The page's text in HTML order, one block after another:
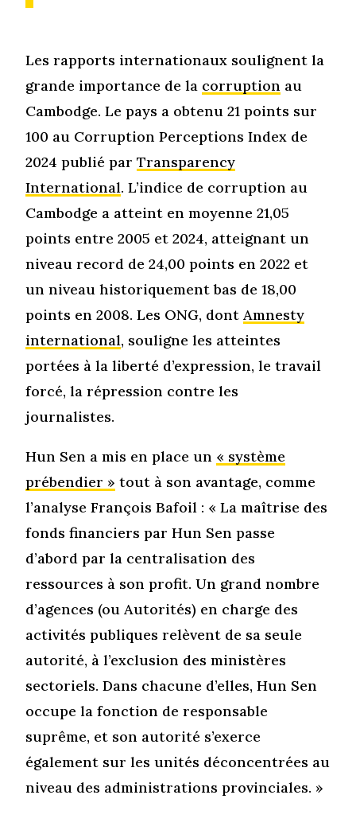
Les rapports internationaux soulignent la
grande importance de la corruption au
Cambodge. Le pays a obtenu 21 points sur
100 au Corruption Perceptions Index de
2024 publié parTransparency
International. L’indice de corruption au
Cambodge a atteint en moyenne 21,05
points entre 2005 et 2024, atteignant un
niveau record de 24,00 points en 2022 et
un niveau historiquement bas de 18,00
points en 2008. Les ONG, dontAmnesty
international, souligne les atteintes
portées à la liberté d’expression, le travail
forcé, la répression contre les
journalistes.
Hun Sen a mis en place un « système
prébendier » tout à son avantage, comme
l’analyse François Bafoil : « La maîtrise des
fonds financiers par Hun Sen passe
d’abord par la centralisation des
ressources à son profit. Un grand nombre
d’agences (ou Autorités) en charge des
activités publiques relèvent de sa seule
autorité, à l’exclusion des ministères
sectoriels. Dans chacune d’elles, Hun Sen
occupe la fonction de responsable
suprême, et son autorité s’exerce
également sur les unités déconcentrées au
niveau des administrations provinciales. »